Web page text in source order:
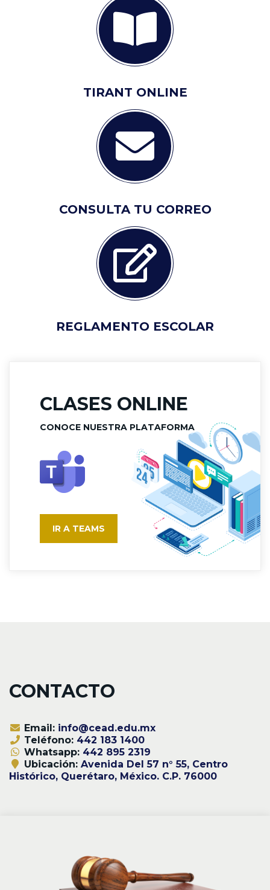
TIRANT ONLINE
CONSULTA TU CORREO
REGLAMENTO ESCOLAR
CLASES ONLINE
CONOCE NUESTRA PLATAFORMA
IR A TEAMS
CONTACTO
Email: info@cead.edu.mx
Teléfono: 442 183 1400
Whatsapp: 442 895 2319
Ubicación: Avenida Del 57 n° 55, Centro
Histórico, Querétaro, México. C.P. 76000